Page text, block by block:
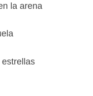
la arena